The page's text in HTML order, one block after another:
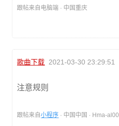
跟帖来自电脑端 · 中国重庆
歌曲下载 2021-03-30 23:29:51
注意规则
跟帖来自小程序 · 中国中国 · Hma-al00